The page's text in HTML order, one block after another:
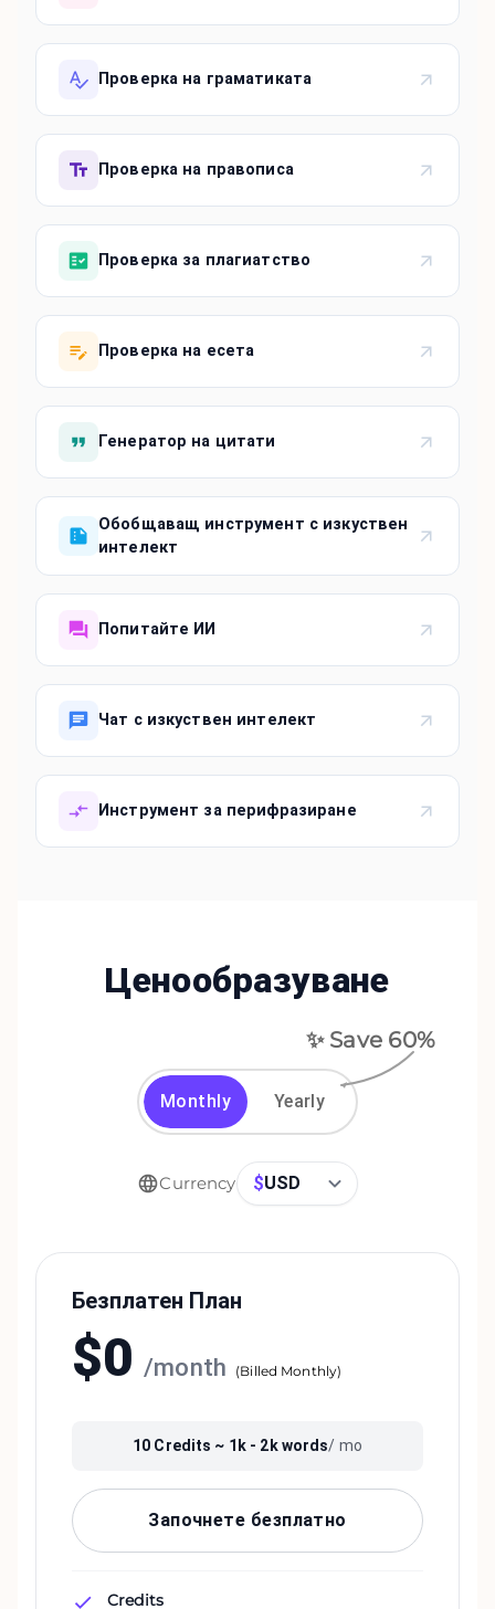
Проверка на граматиката
Проверка на правописа
Проверка за плагиатство
Проверка на есета
Генератор на цитати
Обобщаващ инструмент с изкуствен
интелект
Попитайте ИИ
Чат с изкуствен интелект
Инструмент за перифразиране
Ценообразуване
✨ Save 60%
Monthly Yearly
Currency $USD
Безплатен План
$0 /month (Billed Monthly)
10 Credits ~ 1k - 2kwords/ mo
Започнете безплатно
Credits